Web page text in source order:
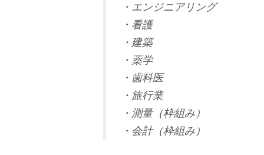
・エンジニアリング
・看護
・建築
・薬学
・歯科医
・旅行業
・測量（枠組み）
・会計（枠組み）